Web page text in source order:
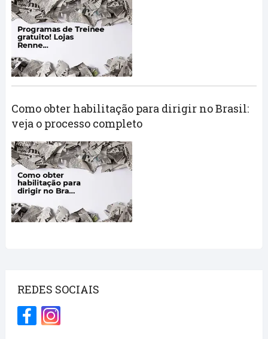
Como obter habilitação para dirigir no Brasil:
veja o processo completo
REDES SOCIAIS